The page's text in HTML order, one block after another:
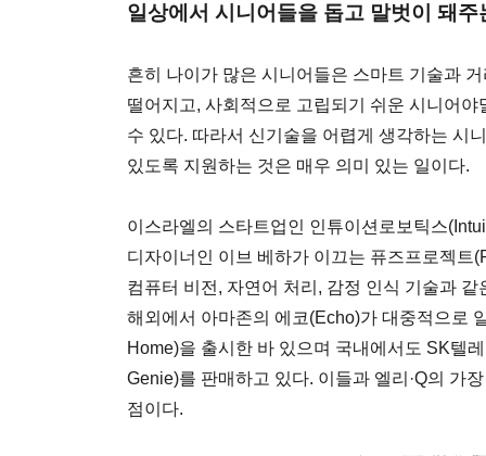
일상에서 시니어들을 돕고 말벗이 돼
흔히 나이가 많은 시니어들은 스마트 기술과
떨어지고, 사회적으로 고립되기 쉬운 시니어
수 있다. 따라서 신기술을 어렵게 생각하는 시
있도록 지원하는 것은 매우 의미 있는 일이다.
이스라엘의 스타트업인 인튜이션로보틱스
디자이너인 이브 베하가 이끄는 퓨즈프로젝트
컴퓨터 비전, 자연어 처리, 감정 인식 기술과
해외에서 아마존의 에코(Echo)가 대중적으로
Home)을 출시한 바 있으며 국내에서도 SK텔
Genie)를 판매하고 있다. 이들과 엘리·Q의 가
점이다.